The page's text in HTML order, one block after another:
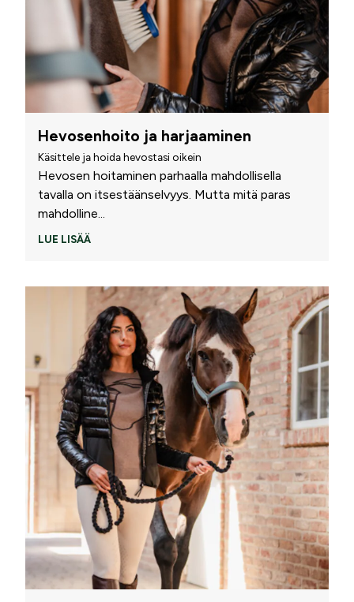
Hevosenhoito ja harjaaminen
Käsittele ja hoida hevostasi oikein
Hevosen hoitaminen parhaalla mahdollisella
tavalla on itsestäänselvyys. Mutta mitä paras
mahdolline...
LUE LISÄÄ